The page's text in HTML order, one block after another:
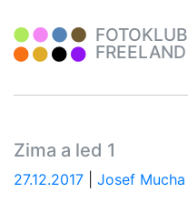
FOTOKLUB
FREELAND
Zima a led 1
27.12.2017 Josef Mucha